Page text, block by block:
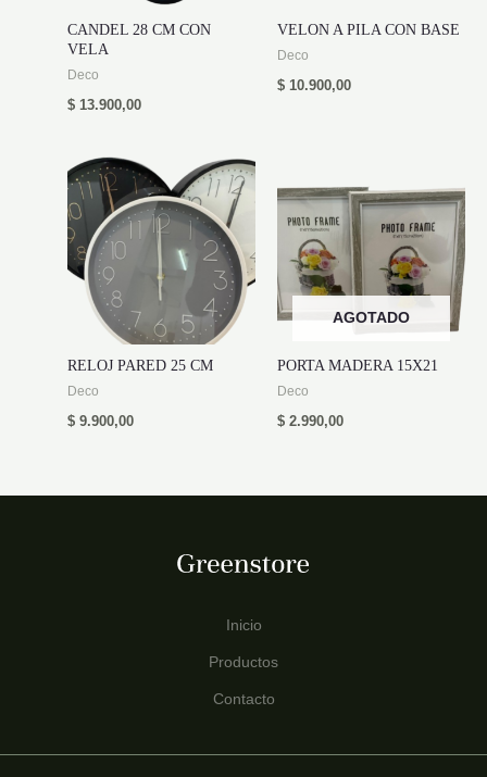
CANDEL 28 CM CON
VELA
Deco
$ 13.900,00
VELON A PILA CON BASE
Deco
$ 10.900,00
RELOJ PARED 25 CM
Deco
$ 9.900,00
AGOTADO
PORTA MADERA 15X21
Deco
$ 2.990,00
Inicio
Productos
Contacto